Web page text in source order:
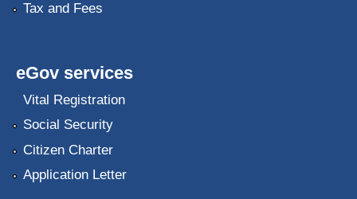
Tax and Fees
eGov services
Vital Registration
Social Security
Citizen Charter
Application Letter